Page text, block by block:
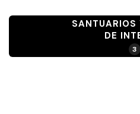
SANTUARIOS
DE
3